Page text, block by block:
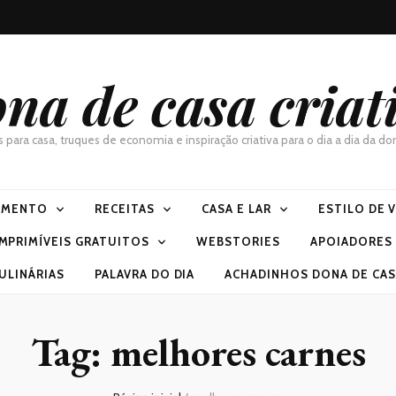
de casa
para casa, truques de economia e inspiração criativa para o dia a dia da
RECEITAS CASA E LAR ESTILO DE
GRATUITOS WEBSTORIES APOIADORES
PALAVRA DO DIA ACHADINHOS DONA DE
Tag: melhores carnes